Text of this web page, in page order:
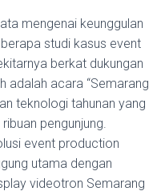
mengenai keunggulan
studi kasus event
berkat dukungan
adalah acara “Semarang
teknologi tahunan yang
pengunjung.
event production
utama dengan
videotron Semarang